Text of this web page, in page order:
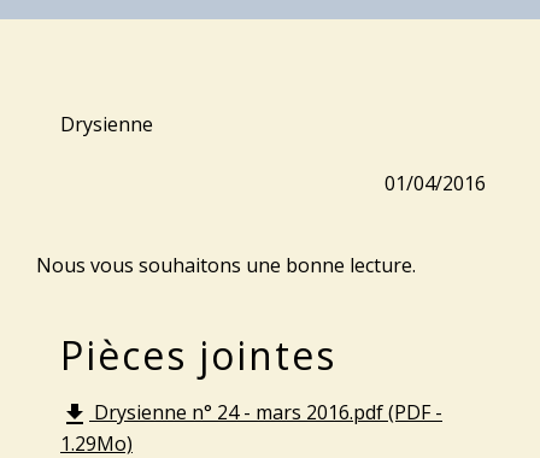
Drysienne
01/04/2016
Nous vous souhaitons une bonne lecture.
Pièces jointes
file_download Drysienne n° 24 - mars 2016.pdf (PDF -
1.29Mo)